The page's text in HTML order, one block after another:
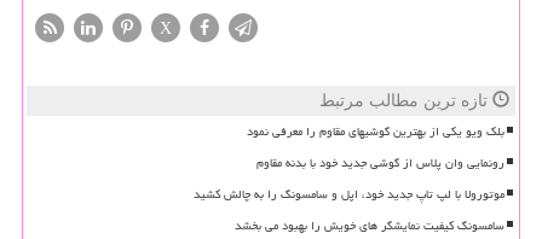
X
تازه ترین مطالب مرتبط
بلک ویو یکی از بهترین گوشیهای مقاوم را معرفی نمود
رونمایی وان پلاس از گوشی جدید خود با بدنه مقاوم
موتورولا با لپ تاپ جدید خود، اپل و سامسونگ را به چالش کشید
سامسونگ کیفیت نمایشگر های خویش را بهبود می بخشد